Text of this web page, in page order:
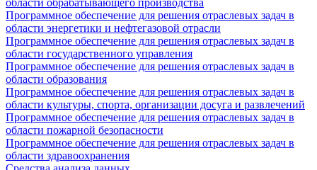
области обрабатывающего производства
Программное обеспечение для решения отраслевых задач в
области энергетики и нефтегазовой отрасли
Программное обеспечение для решения отраслевых задач в
области государственного управления
Программное обеспечение для решения отраслевых задач в
области образования
Программное обеспечение для решения отраслевых задач в
области культуры, спорта, организации досуга и развлечений
Программное обеспечение для решения отраслевых задач в
области пожарной безопасности
Программное обеспечение для решения отраслевых задач в
области здравоохранения